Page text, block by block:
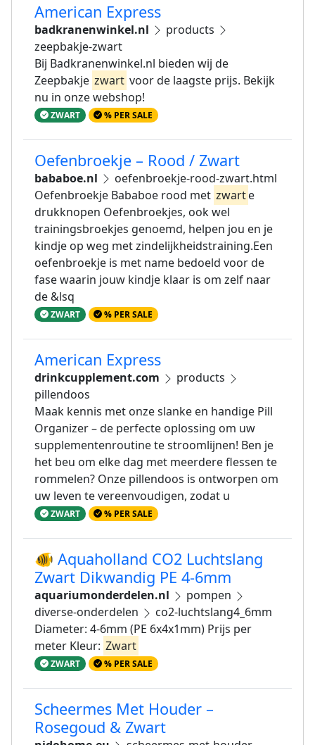
American Express
badkranenwinkel.nl
products
zeepbakje-zwart
Bij Badkranenwinkel.nl bieden wij de
Zeepbakje zwart voor de laagste prijs. Bekijk
nu in onze webshop!
ZWART % PER SALE
Oefenbroekje – Rood / Zwart
bababoe.nl
oefenbroekje-rood-zwart.html
Oefenbroekje Bababoe rood met zwarte
drukknopen Oefenbroekjes, ook wel
trainingsbroekjes genoemd, helpen jou en je
kindje op weg met zindelijkheidstraining.Een
oefenbroekje is met name bedoeld voor de
fase waarin jouw kindje klaar is om zelf naar
de &lsq
ZWART % PER SALE
American Express
drinkcupplement.com
products
pillendoos
Maak kennis met onze slanke en handige Pill
Organizer – de perfecte oplossing om uw
supplementenroutine te stroomlijnen! Ben je
het beu om elke dag met meerdere flessen te
rommelen? Onze pillendoos is ontworpen om
uw leven te vereenvoudigen, zodat u
ZWART % PER SALE
🐠 Aquaholland CO2 Luchtslang
Zwart Dikwandig PE 4-6mm
aquariumonderdelen.nl
pompen
diverse-onderdelen
co2-luchtslang4_6mm
Diameter: 4-6mm (PE 6x4x1mm) Prijs per
meter Kleur: Zwart
ZWART % PER SALE
Scheermes Met Houder –
Rosegoud & Zwart